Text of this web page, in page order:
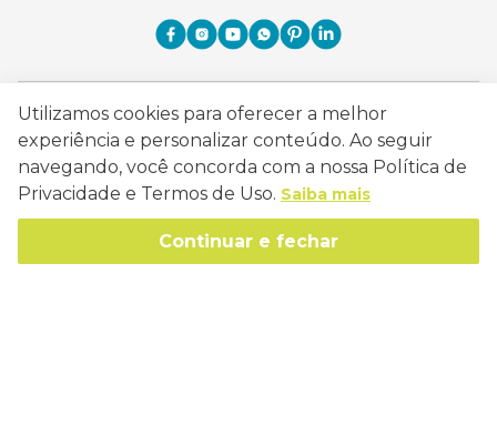
Como Trabalhamos
Política de Entrega
Política de Privacidade
Trocas e Devoluções
Retire em Loja
Sobre a Eucatex
História
Canal de Ética
Sustentabilidade
Missão, Visão e Valores
Utilizamos cookies para oferecer a melhor
experiência e personalizar conteúdo. Ao seguir
navegando, você concorda com a nossa Política de
Privacidade e Termos de Uso. Saiba mais
Continuar e fechar